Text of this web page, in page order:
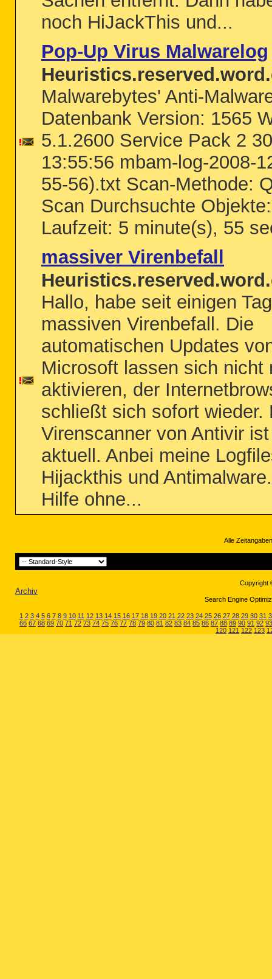
noch HiJackThis und...
Pop-Up Virus Malwarelog
Malwarebytes' Anti-
Datenbank Version: 1565
5.1.2600 Service Pack 2
13:55:56 mbam-log-2008-
55-56).txt Scan-Methode:
Scan Durchsuchte
Laufzeit: 5 minute(s), 55
massiver Virenbefall
Hallo, habe seit einigen
massiven Virenbefall. Die
automatischen Updates
Microsoft lassen sich nicht
aktivieren, der
schließt sich sofort wieder.
Virenscanner von Antivir
aktuell. Anbei meine
Hijackthis und
Hilfe ohne...
Alle
Copyright
Archiv
Search Engine
1 2 3 4 5 6 7 8 9 10 11 12 13 14 15 16 17 18 19 20 21 22 23 24 25 26 27 28 29 30 31
66 67 68 69 70 71 72 73 74 75 76 77 78 79 80 81 82 83 84 85 86 87 88 89 90 91 92 93
120 121 122 123